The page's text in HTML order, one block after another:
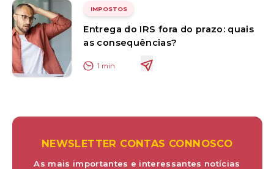
IMPOSTOS
Entrega do IRS fora do prazo: quais
as consequências?
1 min
NEWSLETTER CONTAS CONNOSCO
As mais importantes e interessantes notícias